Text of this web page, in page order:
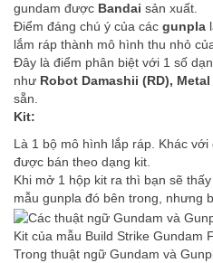
gundam được Bandai sản xuất.
Điểm đáng chú ý của các gunpla
lắm ráp thành mô hình thu nhỏ
Đây là điểm phân biệt với 1 số
như Robot Damashii (RD),
sẵn.
Kit:
Là 1 bộ mô hình lắp ráp. Khác
được bán theo dạng kit.
Khi mở 1 hộp kit ra thì bạn sẽ
mẫu gunpla đó bên trong, nhưng
Kit của mẫu Build Strike Gundam
Trong thuật ngữ Gundam và